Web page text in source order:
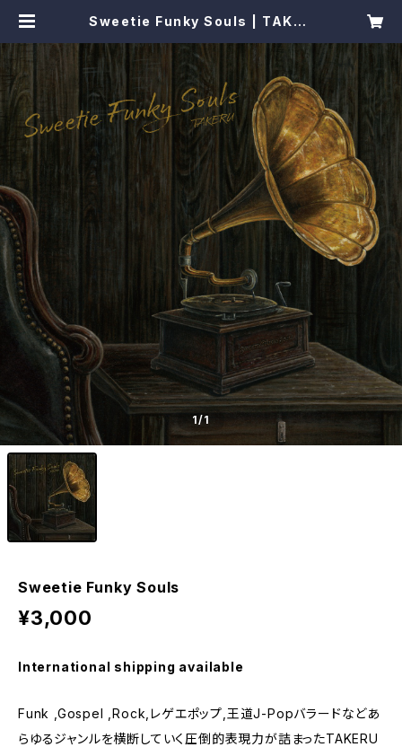
Sweetie Funky Souls | TAKER
1/1
Sweetie Funky Souls
¥3,000
International shipping available
Funk ,Gospel ,Rock,レゲエポップ,王道J-Popバラードなどあ
らゆるジャンルを横断していく圧倒的表現力が詰まったTAKERU